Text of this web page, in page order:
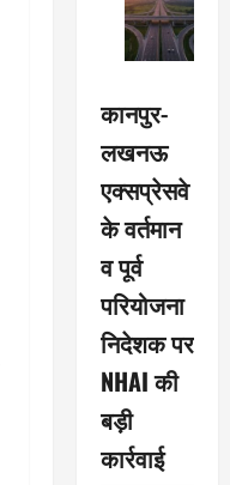
कानपुर-
लखनऊ
एक्सप्रेसवे
के वर्तमान
व पूर्व
परियोजना
निदेशक पर
NHAI की
बड़ी
कार्रवाई